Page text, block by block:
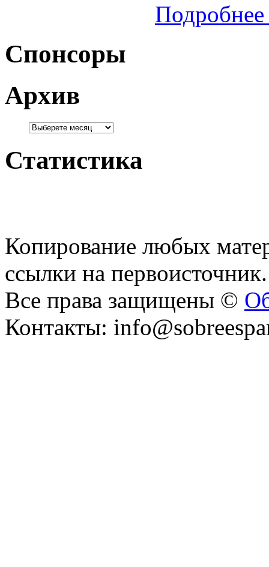
Спонсоры
Архив
Статистика
Копирование любых
ссылки на первоисточник.
Все права защищены ©
Контакты: